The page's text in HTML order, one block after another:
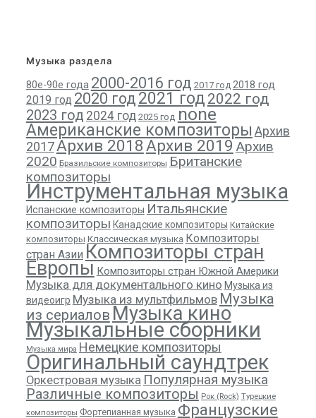
Музыка раздела
80е-90е года 2000-2016 год 2017 год 2018 год
2019 год 2020 год 2021 год 2022 год
2023 год 2024 год 2025 год none
Американские композиторы Архив
2017Архив 2018Архив 2019 Архив
2020 Бразильские композиторы Британские
композиторы
Инструментальная музыка
Испанские композиторы Итальянские
композиторы Канадские композиторы Китайские
композиторы Классическая музыка Композиторы
стран Азии Композиторы стран
Европы Композиторы стран Южной Америки
Музыка для документального кино Музыка из
видеоигр Музыка из мультфильмов Музыка
из сериалов Музыка кино
Музыкальные сборники
Музыка мира Немецкие композиторы
Оригинальный саундтрек
Оркестровая музыка Популярная музыка
Различные композиторы Рок (Rock) Турецкие
композиторы Фортепианная музыка Французские